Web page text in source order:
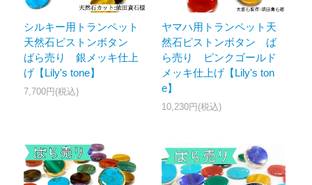
シルキー用トランペット
天然石ピストンボタン
ばら売り 銀メッキ仕上
げ【Lily's tone】
7,700円(税込)
ヤマハ用トランペット天
然石ピストンボタン ば
ら売り ピンクゴールド
メッキ仕上げ【Lily's ton
e】
10,230円(税込)